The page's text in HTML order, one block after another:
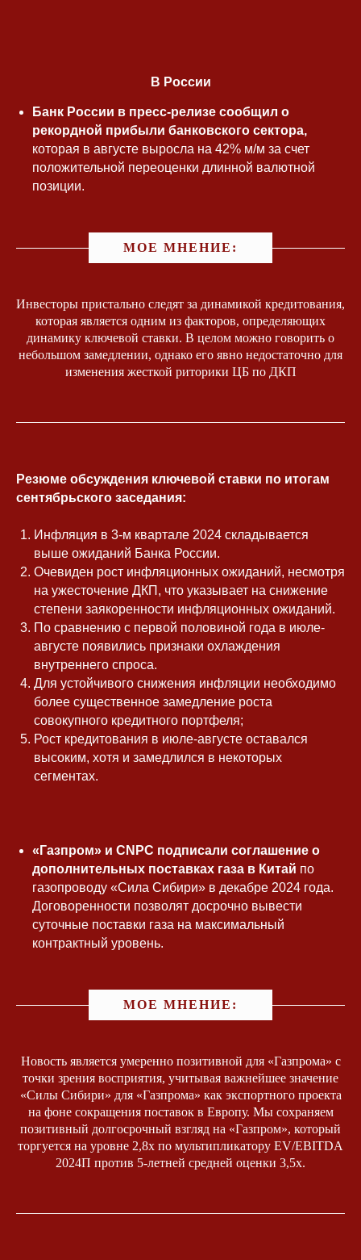
В России
Банк России в пресс-релизе сообщил о
рекордной прибыли банковского сектора,
которая в августе выросла на 42% м/м за счет
положительной переоценки длинной валютной
позиции.
МОЕ МНЕНИЕ:
Инвесторы пристально следят за динамикой кредитования,
которая является одним из факторов, определяющих
динамику ключевой ставки. В целом можно говорить о
небольшом замедлении, однако его явно недостаточно для
изменения жесткой риторики ЦБ по ДКП
Резюме обсуждения ключевой ставки по итогам
сентябрьского заседания:
Инфляция в 3-м квартале 2024 складывается
выше ожиданий Банка России.
Очевиден рост инфляционных ожиданий, несмотря
на ужесточение ДКП, что указывает на снижение
степени заякоренности инфляционных ожиданий.
По сравнению с первой половиной года в июле-
августе появились признаки охлаждения
внутреннего спроса.
Для устойчивого снижения инфляции необходимо
более существенное замедление роста
совокупного кредитного портфеля;
Рост кредитования в июле-августе оставался
высоким, хотя и замедлился в некоторых
сегментах.
«Газпром» и CNPC подписали соглашение о
дополнительных поставках газа в Китай по
газопроводу «Сила Сибири» в декабре 2024 года.
Договоренности позволят досрочно вывести
суточные поставки газа на максимальный
контрактный уровень.
МОЕ МНЕНИЕ:
Новость является умеренно позитивной для «Газпрома» с
точки зрения восприятия, учитывая важнейшее значение
«Силы Сибири» для «Газпрома» как экспортного проекта
на фоне сокращения поставок в Европу. Мы сохраняем
позитивный долгосрочный взгляд на «Газпром», который
торгуется на уровне 2,8x по мультипликатору EV/EBITDA
2024П против 5-летней средней оценки 3,5x.